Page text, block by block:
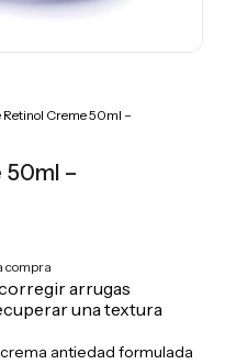
Retinol Creme 50ml –
50ml –
compra
arrugas
una textura
antiedad formulada